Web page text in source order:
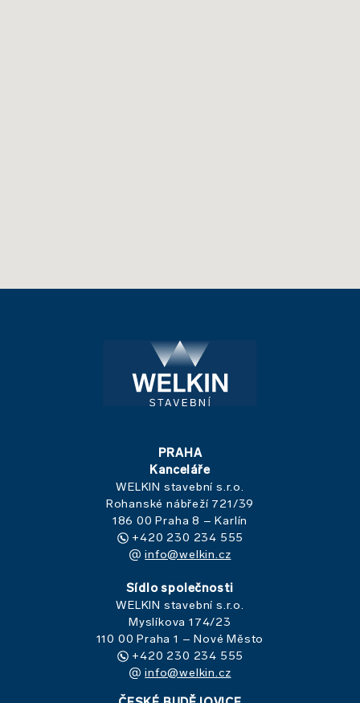
PRAHA
Kanceláře
WELKIN stavební s.r.o.
Rohanské nábřeží 721/39
186 00 Praha 8 – Karlín
+420 230 234 555
info@welkin.cz
Sídlo společnosti
WELKIN stavební s.r.o.
Myslíkova 174/23
110 00 Praha 1 – Nové Město
+420 230 234 555
info@welkin.cz